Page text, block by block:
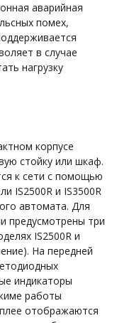
аварийная
помех,
в случае
нагрузку
корпусе
стойку или шкаф.
к сети с помощью
IS2500R и IS3500R
автомата. Для
предусмотрены три
IS2500R и
На передней
индикаторы
работы
отображаются